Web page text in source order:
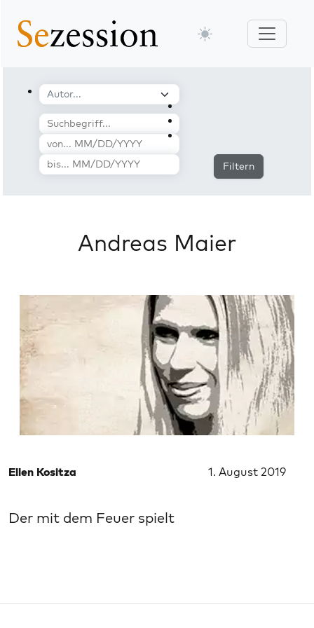
Filtern
Andreas Maier
Ellen Kositza 1. August 2019
Der mit dem Feuer spielt